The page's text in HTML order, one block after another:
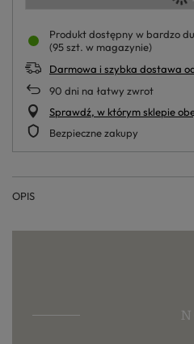
Produkt dostępny w bardzo
(95 szt. w magazynie)
Darmowa i szybka dostawa
90 dni na łatwy zwrot
Sprawdź, w którym sklepie
Bezpieczne zakupy
OPIS